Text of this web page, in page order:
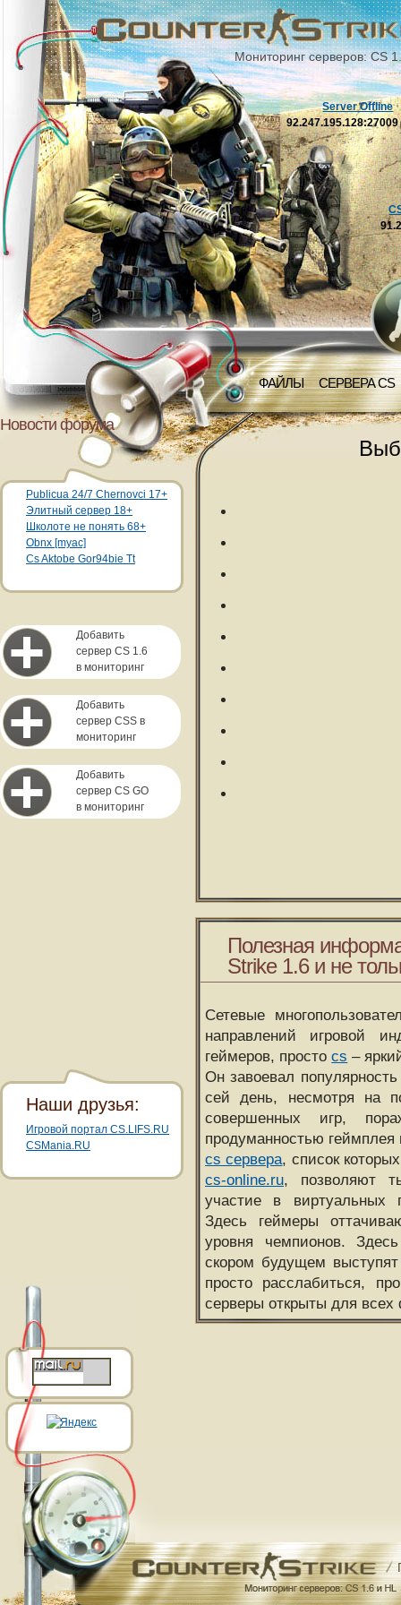
Мониторинг серверов: CS
ФАЙЛЫ СЕРВЕРА CS
Server Offline
92.247.195.128:27009
Новости форума
Publicua 24/7 Chernovci 17+
Элитный сервер 18+
Школоте не понять 68+
Obnx [myac]
Cs Aktobe Gor94bie Tt
Добавить
сервер CS 1.6
в мониторинг
Добавить
сервер CSS в
мониторинг
Добавить
сервер CS GO
в мониторинг
Полезная
Strike 1.6 и не
Сетевые
направлений игровой
геймеров, простоcs –
Он завоевал
сей день, несмотря на
совершенных игр,
продуманностью
cs сервера, список
cs-online.ru, позволяют
участие в виртуальных
Здесь геймеры
уровня чемпионов.
скором будущем
просто расслабиться,
серверы открыты для всех
Наши друзья:
Игровой портал CS.LIFS.RU
CSMania.RU